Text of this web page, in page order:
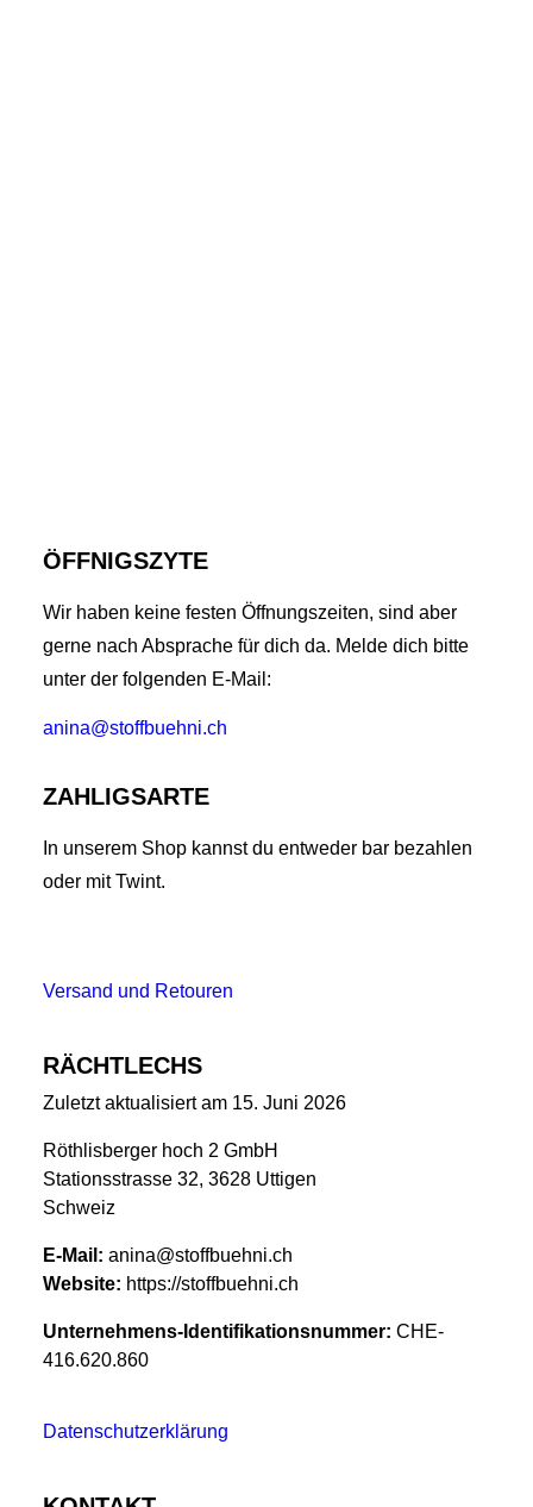
ÖFFNIGSZYTE
Wir haben keine festen Öffnungszeiten, sind aber
gerne nach Absprache für dich da. Melde dich bitte
unter der folgenden E-Mail:
anina@stoffbuehni.ch
ZAHLIGSARTE
In unserem Shop kannst du entweder bar bezahlen
oder mit Twint.
Versand und Retouren
RÄCHTLECHS
Zuletzt aktualisiert am 15. Juni 2026
Röthlisberger hoch 2 GmbH
Stationsstrasse 32, 3628 Uttigen
Schweiz
E-Mail: anina@stoffbuehni.ch
Website: https://stoffbuehni.ch
Unternehmens-Identifikationsnummer: CHE-
416.620.860
Datenschutzerklärung